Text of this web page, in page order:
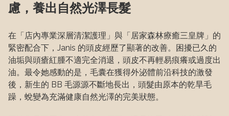
慮，養出自然光澤長髮
在「店內專業深層清潔護理」與「居家森林療癒三皇牌」的
緊密配合下，Janis 的頭皮經歷了顯著的改善。困擾已久的
油垢與頭瘡紅腫不適完全消退，頭皮不再輕易痕癢或過度出
油。最令她感動的是，毛囊在獲得外泌體前沿科技的激發
後，新生的 BB 毛源源不斷地長出，頭髮由原本的乾旱毛
躁，蛻變為充滿健康自然光澤的完美狀態。